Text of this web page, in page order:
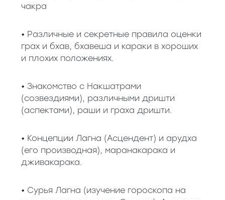
чакра
• Различные и секретные правила оценки
грах и бхав, бхавеша и караки в хороших
и плохих положениях.
• Знакомство с Накшатрами
(созвездиями), различными дришти
(аспектами), раши и граха дришти.
• Концепции Лагна (Асцендент) и арудха
(его производная), маранакарака и
дживакарака.
• Сурья Лагна (изучение гороскопа на